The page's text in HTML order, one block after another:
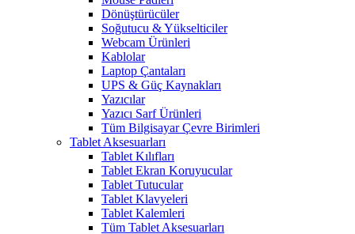
Dönüştürücüler
Soğutucu & Yükselticiler
Webcam Ürünleri
Kablolar
Laptop Çantaları
UPS & Güç Kaynakları
Yazıcılar
Yazıcı Sarf Ürünleri
Tüm Bilgisayar Çevre Birimleri
Tablet Aksesuarları
Tablet Kılıfları
Tablet Ekran Koruyucular
Tablet Tutucular
Tablet Klavyeleri
Tablet Kalemleri
Tüm Tablet Aksesuarları